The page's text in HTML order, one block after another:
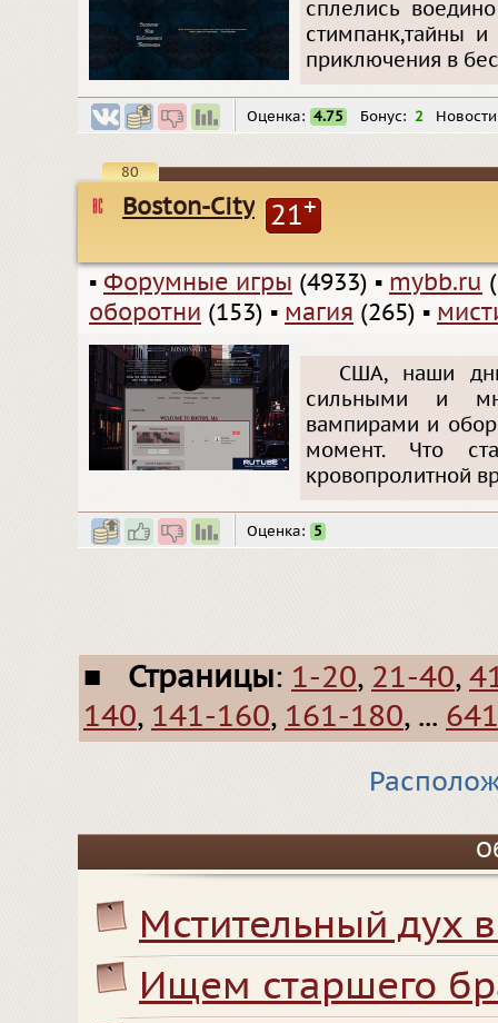
сплелись
стимпанк,тайны
приключения в
Оценка: 4.75 Бонус: 2
80
Boston-City 21+
▪ Форумные игры (4933) ▪ mybb.ru
оборотни (153) ▪ магия (265) ▪
США, наши
сильными и
вампирами и
момент. Что
кровопролитной
Оценка: 5
■ Страницы: 1-20, 21-40,
140, 141-160, 161-180, ...
Мстительный дух
Ищем старшего